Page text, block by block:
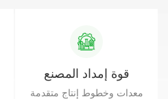
قوة إمداد المصنع
معدات وخطوط إنتاج متقدمة